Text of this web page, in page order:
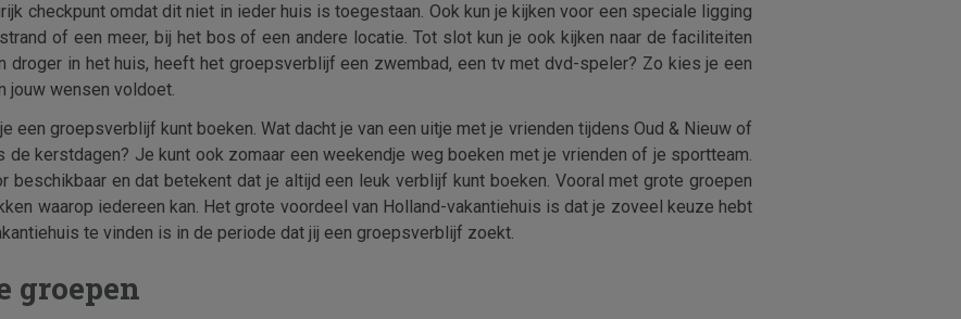
checkpunt omdat dit niet in ieder huis is toegestaan. Ook kun je kijken voor een speciale ligging
of een meer, bij het bos of een andere locatie. Tot slot kun je ook kijken naar de faciliteiten
droger in het huis, heeft het groepsverblijf een zwembad, een tv met dvd-speler? Zo kies je een
jouw wensen voldoet.
een groepsverblijf kunt boeken. Wat dacht je van een uitje met je vrienden tijdens Oud & Nieuw of
kerstdagen? Je kunt ook zomaar een weekendje weg boeken met je vrienden of je sportteam.
beschikbaar en dat betekent dat je altijd een leuk verblijf kunt boeken. Vooral met grote groepen
waarop iedereen kan. Het grote voordeel van Holland-vakantiehuis is dat je zoveel keuze hebt
te vinden is in de periode dat jij een groepsverblijf zoekt.
groepen